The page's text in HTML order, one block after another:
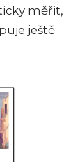
měřit,
ještě